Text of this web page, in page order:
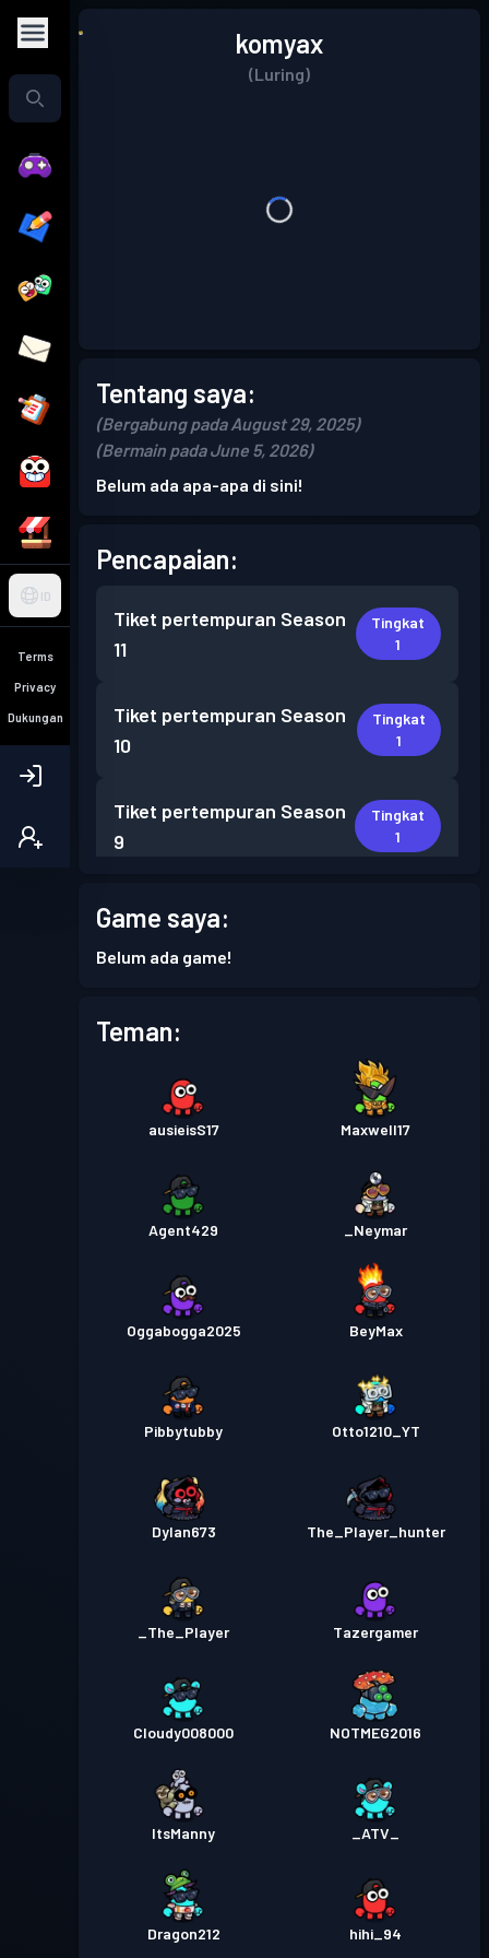
ID
Terms
Privacy
Dukungan
komyax
(Luring)
Tentang saya:
(Bergabung pada August 29, 2025)
(Bermain pada June 5, 2026)
Belum ada apa-apa di sini!
Pencapaian:
Tiket pertempuran Season
11
Tingkat
1
Tiket pertempuran Season
10
Tingkat
1
Tiket pertempuran Season
9
Tingkat
1
Game saya:
Belum ada game!
Teman:
ausieisS17 Maxwell17
Agent429 _Neymar
Oggabogga2025 BeyMax
Pibbytubby Otto1210_YT
Dylan673 The_Player_hunter
_The_Player Tazergamer
Cloudy008000 NOTMEG2016
ItsManny _ATV_
Dragon212 hihi_94